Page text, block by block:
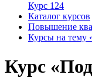
Курс 124
Каталог курсов
Повышение
Курсы на тему
Курс